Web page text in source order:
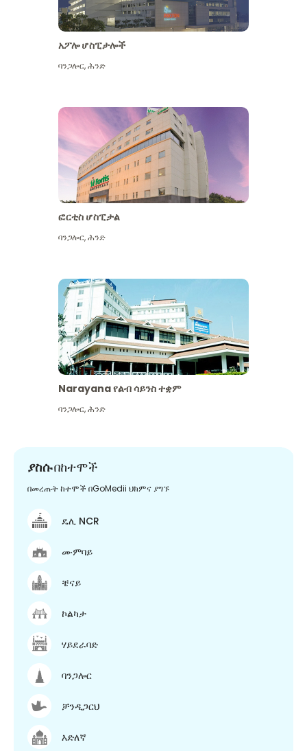
አፖሎ ሆስፒታሎች
ባንጋሎር,ሕንድ
ፎርቲስ ሆስፒታል
ባንጋሎር,ሕንድ
Narayana የልብ ሳይንስ ተቋም
ባንጋሎር,ሕንድ
ያስሱበከተሞች
በመረጡት ከተሞች በGoMedii ህክምና ያግኙ
ዴሊ NCR
ሙምባይ
ቼናይ
ኮልካታ
ሃይደራባድ
ባንጋሎር
ቻንዲጋርህ
እድለኛ